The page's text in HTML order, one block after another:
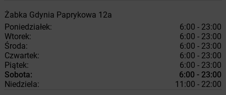
Żabka Gdynia Paprykowa 12a
Poniedziałek:
6:00 - 23:00
Wtorek:
6:00 - 23:00
Środa:
6:00 - 23:00
Czwartek:
6:00 - 23:00
Piątek:
6:00 - 23:00
Sobota:
6:00 - 23:00
Niedziela:
11:00 - 22:00